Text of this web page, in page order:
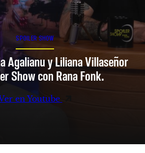
SPOILER SHOW
Agalianu y Liliana Villaseñor
Show con Rana Fonk.
en Youtube